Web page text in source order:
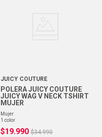
JUICY COUTURE
POLERA JUICY COUTURE
JUICY WAG V NECK TSHIRT
MUJER
mujer
1 color
$19.990 $34.990